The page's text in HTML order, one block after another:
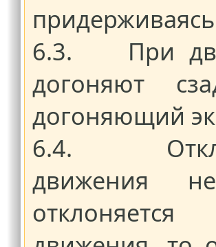
6.3. При
догоняют
догоняющий
6.4.
движения